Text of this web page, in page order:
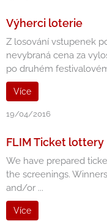
Výherci loterie
Z losování vstupenek
nevybraná cena za
po druhém
Více
19/04/2016
FLIM Ticket lottery
We have prepared
the screenings.
and/or ...
Více